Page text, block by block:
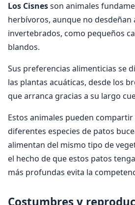
Los Cisnesson animales
herbívoros, aunque no desdeñan
invertebrados, como pequeños
blandos.
Sus preferencias alimenticias se
las plantas acuáticas, desde los
que arranca gracias a su largo
Estos animales pueden
diferentes especies de patos
alimentan del mismo tipo de
el hecho de que estos patos
más profundas evita la
Costumbres y